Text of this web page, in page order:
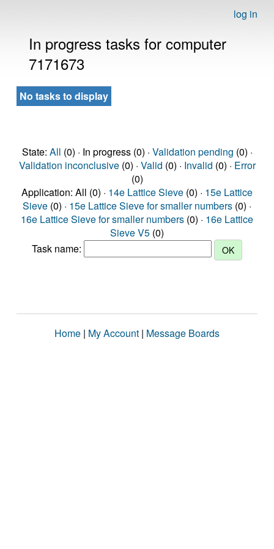
log in
In progress tasks for computer
7171673
No tasks to display
State: All (0) · In progress (0) · Validation pending (0) ·
Validation inconclusive(0) · Valid (0) · Invalid (0) · Error
(0)
Application: All (0) · 14e Lattice Sieve (0) · 15e Lattice
Sieve (0) · 15e Lattice Sieve for smaller numbers (0) ·
16e Lattice Sieve for smaller numbers (0) · 16e Lattice
Sieve V5 (0)
Task name:
Home | My Account | Message Boards